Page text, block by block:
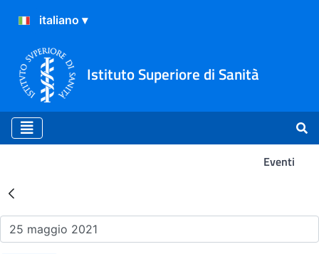
Istituto Superiore di Sanità
Eventi
Risultati della Ricerca -